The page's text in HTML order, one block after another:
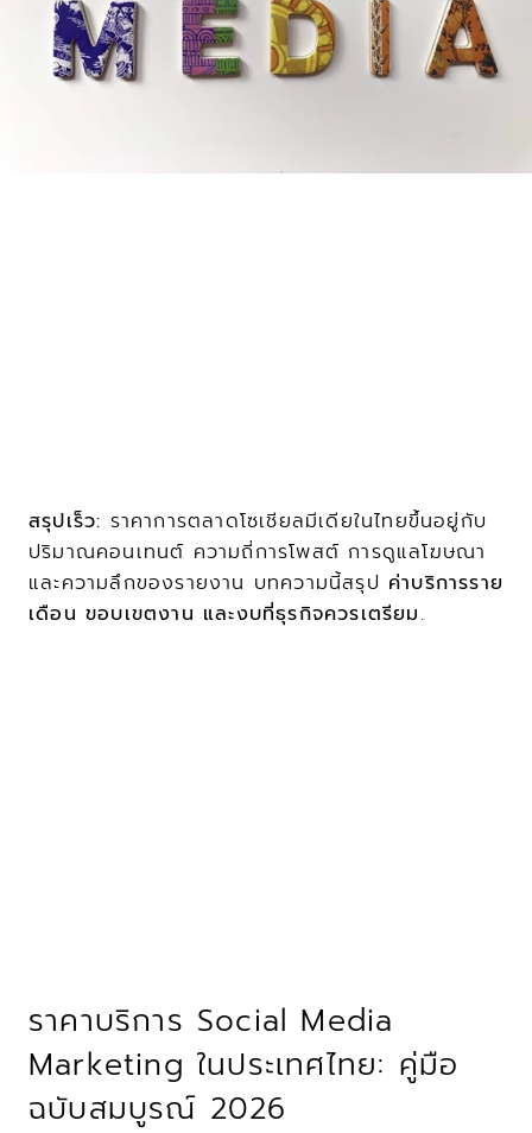
สรุปเร็ว: ราคาการตลาดโซเชียลมีเดียในไทยขึ้นอยู่กับ
ปริมาณคอนเทนต์ ความถี่การโพสต์ การดูแลโฆษณา
และความลึกของรายงาน บทความนี้สรุป ค่าบริการราย
เดือน ขอบเขตงาน และงบที่ธุรกิจควรเตรียม.
ราคาบริการ Social Media
Marketing ในประเทศไทย: คู่มือ
ฉบับสมบูรณ์ 2026